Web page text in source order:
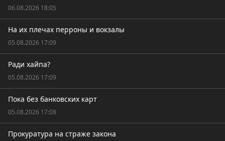
06.08.2026 18:05
На их плечах перроны и вокзалы
05.08.2026 17:09
Ради хайпа?
05.08.2026 17:09
Пока без банковских карт
05.08.2026 17:08
Прокуратура на страже закона